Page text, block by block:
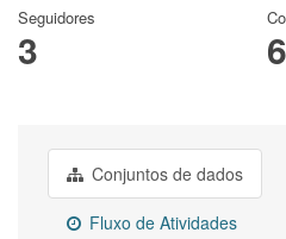
Seguidores
3 6
Conjuntos de dados
Fluxo de Atividades